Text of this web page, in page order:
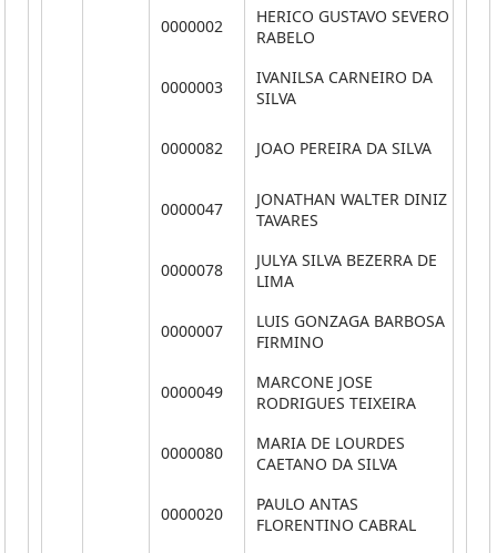
0000002
HERICO GUSTAVO SEVERO
RABELO
0000003
IVANILSA CARNEIRO DA
SILVA
0000082 JOAO PEREIRA DA SILVA
0000047
JONATHAN WALTER DINIZ
TAVARES
0000078
JULYA SILVA BEZERRA DE
LIMA
0000007
LUIS GONZAGA BARBOSA
FIRMINO
0000049
MARCONE JOSE
RODRIGUES TEIXEIRA
0000080
MARIA DE LOURDES
CAETANO DA SILVA
0000020
PAULO ANTAS
FLORENTINO CABRAL